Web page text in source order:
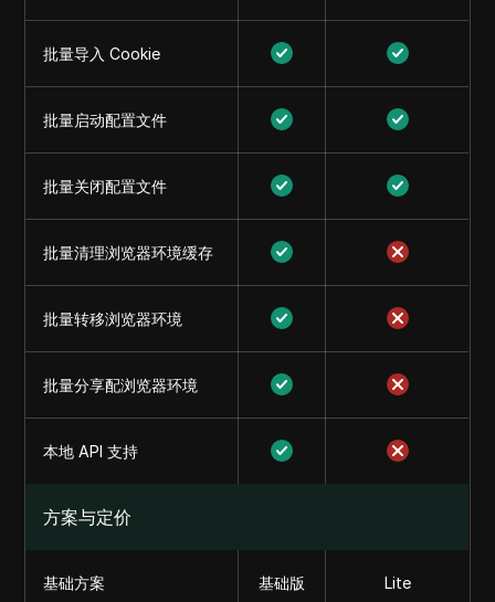
批量导入 Cookie
批量启动配置文件
批量关闭配置文件
批量清理浏览器环境缓存
批量转移浏览器环境
批量分享配浏览器环境
本地 API 支持
方案与定价
基础方案 基础版 Lite